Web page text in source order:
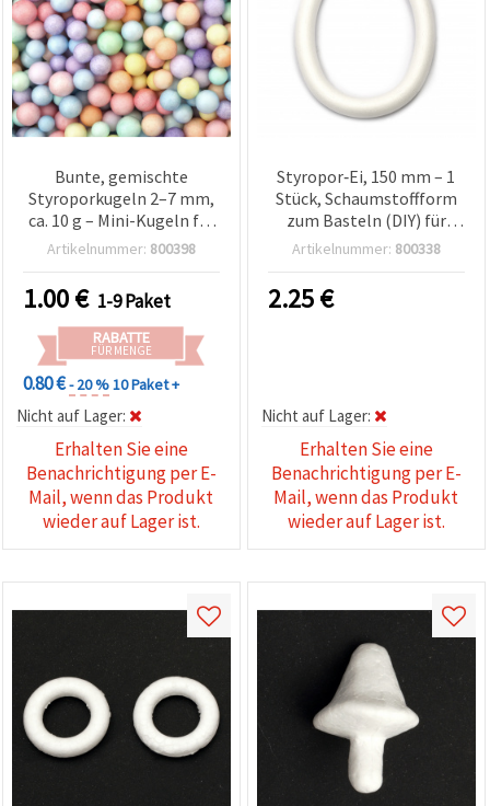
Bunte, gemischte
Styroporkugeln 2–7 mm,
ca. 10 g – Mini-Kugeln für
Basteln, DIY, Hochzeits- &
Artikelnummer: 800398
1.00€ 1-9 Paket
RABATTE
FÜR MENGE
0.80 €- 20 %10 Paket +
Nicht auf Lager:
Erhalten Sie eine
Benachrichtigung per E-
Mail, wenn das Produkt
wieder auf Lager ist.
Styropor‑Ei, 150 mm – 1
Stück, Schaumstoffform
zum Basteln (DIY) für
Hochzeits‑ &
Artikelnummer: 800338
2.25€
Nicht auf Lager:
Erhalten Sie eine
Benachrichtigung per E-
Mail, wenn das Produkt
wieder auf Lager ist.